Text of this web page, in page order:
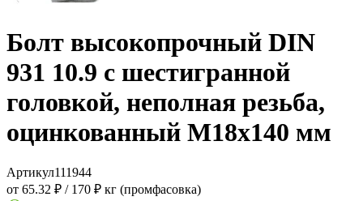
Болт высокопрочный DIN
931 10.9 с шестигранной
головкой, неполная резьба,
оцинкованный M18x140 мм
Артикул111944
от 65.32 ₽ / 170 ₽ кг (промфасовка)